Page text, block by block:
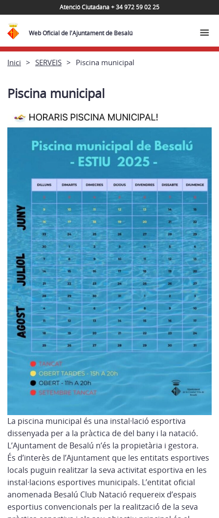
Atenció Ciutadana + 34 972 59 02 25
Web Oficial de l'Ajuntament de Besalú
Inici SERVEIS Piscina municipal
Piscina municipal
La piscina municipal és una instal·lació esportiva
dissenyada per a la pràctica de del bany i la natació.
L’Ajuntament de Besalú n’és la propietària i gestora.
És d’interès de l’Ajuntament que les entitats esportives
locals puguin realitzar la seva activitat esportiva en les
instal·lacions esportives municipals. L’entitat oficial
anomenada Besalú Club Natació requereix d’espais
esportius convencionals per la realització́ de la seva